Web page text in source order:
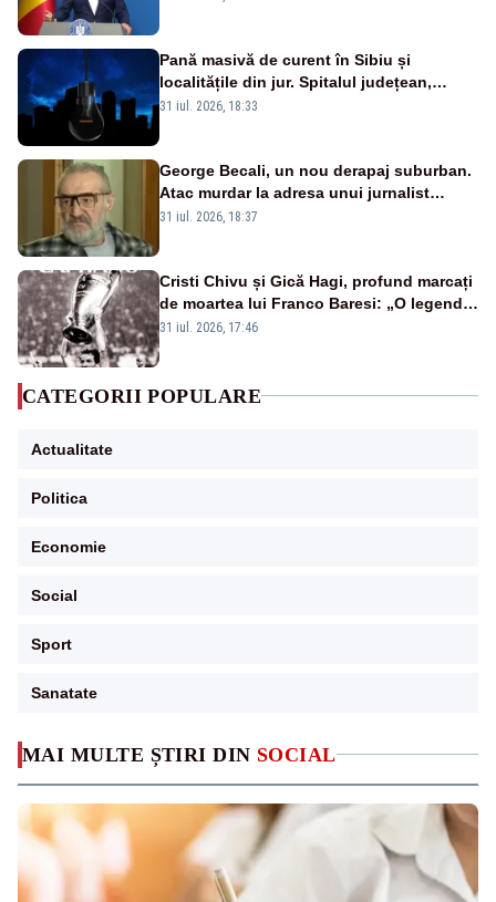
MAI MULTE ȘTIRI DIN SOCIAL
Pană masivă de curent în Sibiu și
localitățile din jur. Spitalul județean,
semafoarele, rețelele de telefonie, grav
31 iul. 2026, 18:33
George Becali, un nou derapaj suburban.
Atac murdar la adresa unui jurnalist
sportiv – AUDIO
31 iul. 2026, 18:37
Cristi Chivu și Gică Hagi, profund marcați
de moartea lui Franco Baresi: „O legendă
a fotbalului mondial”
31 iul. 2026, 17:46
CATEGORII POPULARE
Actualitate
Politica
Economie
Social
Sport
Sanatate